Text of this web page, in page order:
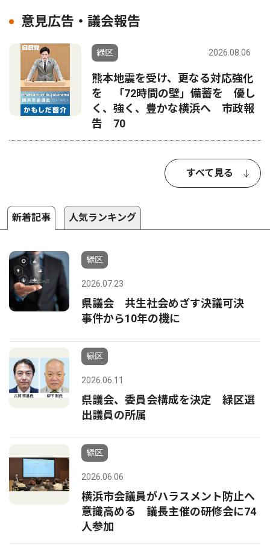
意見広告・議会報告
緑区 2026.08.06
熊本地震を受け、更なる対応強化
を 「72時間の壁」備蓄を 優し
く、強く、豊かな横浜へ 市政報
告 70
すべて見る
新着記事 人気ランキング
緑区
2026.07.23
県議会 共生社会めざす決議可決
事件から10年の機に
緑区
2026.06.11
県議会、委員会構成を決定 緑区選
出議員の所属
緑区
2026.06.06
横浜市会議員がハラスメント防止へ
意識高める 議長主催の研修会に74
人参加